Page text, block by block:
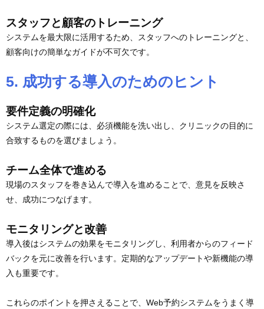
スタッフと顧客のトレーニング
システムを最大限に活用するため、スタッフへのトレーニングと、
顧客向けの簡単なガイドが不可欠です。
5. 成功する導入のためのヒント
要件定義の明確化
システム選定の際には、必須機能を洗い出し、クリニックの目的に
合致するものを選びましょう。
チーム全体で進める
現場のスタッフを巻き込んで導入を進めることで、意見を反映さ
せ、成功につなげます。
モニタリングと改善
導入後はシステムの効果をモニタリングし、利用者からのフィード
バックを元に改善を行います。定期的なアップデートや新機能の導
入も重要です。
これらのポイントを押さえることで、Web予約システムをうまく導